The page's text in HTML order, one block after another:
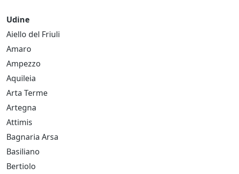
Udine
Aiello del Friuli
Amaro
Ampezzo
Aquileia
Arta Terme
Artegna
Attimis
Bagnaria Arsa
Basiliano
Bertiolo